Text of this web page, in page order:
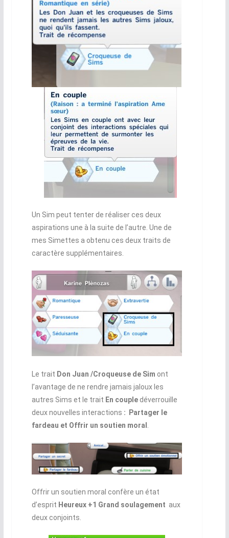
Un Sim peut tenter de réaliser ces deux
aspirations une à la suite de l’autre. Une de
mes Simettes a obtenu ces deux traits de
caractère supplémentaires.
Le trait Don Juan /Croqueuse de Sim ont
l’avantage de ne rendre jamais jaloux les
autres Sims et le trait En coupledéverrouille
deux nouvelles interactions : Partager le
fardeau et Offrir un soutien moral
Offrir un soutien moral confère un état
d’esprit Heureux +1 Grand soulagement aux
deux conjoints.